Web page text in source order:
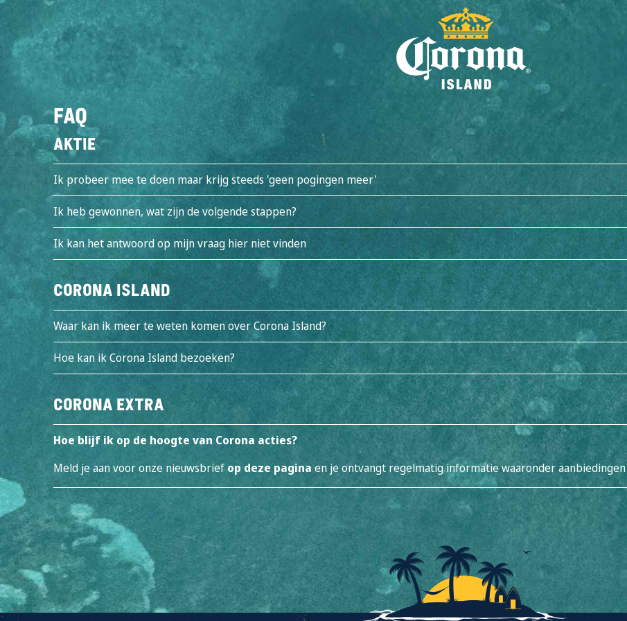
WIN EEN REIS
ONTDEK CORONA ISLAND
PARADIJS ZONSONDERGANG ARCHITECTUUR GASTRONOMIE ACTIVITEITEN MANGROVES
VOLLEDIG LOSMAKEN
CARIBISCH PARADIJS BUNGALOWS
FAQ
FAQ
Aktie
Ik probeer mee te doen maar krijg steeds 'geen pogingen meer'
Ik heb gewonnen, wat zijn de volgende stappen?
Ik kan het antwoord op mijn vraag hier niet vinden
Corona Island
Waar kan ik meer te weten komen over Corona Island?
Hoe kan ik Corona Island bezoeken?
Corona Extra
Hoe blijf ik op de hoogte van Corona acties?
Meld je aan voor onze nieuwsbrief op deze pagina en je ontvangt regelmatig informatie waaronder